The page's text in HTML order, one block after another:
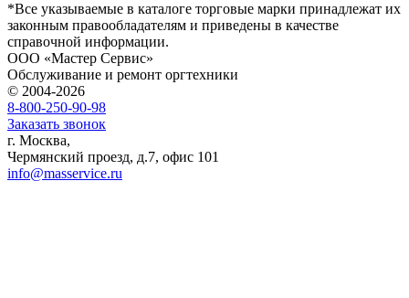
*Все указываемые в каталоге торговые марки принадлежат их
законным правообладателям и приведены в качестве
справочной информации.
ООО «Мастер Сервис»
Обслуживание и ремонт оргтехники
© 2004-2026
8-800-250-90-98
Заказать звонок
г. Москва,
Чермянский проезд, д.7, офис 101
info@masservice.ru